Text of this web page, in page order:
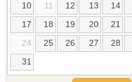
10
11 12 13 14
17
18 19 20 21
24
25 26 27 28
31